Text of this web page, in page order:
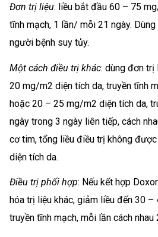
Đơn trị liệu: liều bắt đầu 60 – 75
tĩnh mạch, 1 lần/ mỗi 21 ngày.
người bệnh suy tủy.
Một cách điều trị khác: dùng đơn
20 mg/m2 diện tích da, truyền tĩnh
hoặc 20 – 25 mg/m2 diện tích da,
ngày trong 3 ngày liên tiếp, cách
cơ tim, tổng liều điều trị không
diện tích da.
Điều trị phối hợp: Nếu kết hợp
hóa trị liệu khác, giảm liều đến 30
truyền tĩnh mạch, mỗi lần cách nhau